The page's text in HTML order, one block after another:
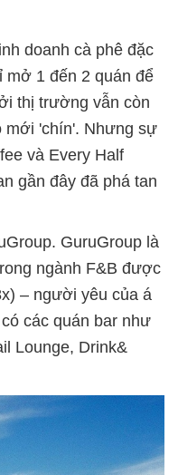
doanh cà phê đặc
mở 1 đến 2 quán để
thị trường vẫn còn
mới 'chín'. Nhưng sự
và Every Half
gần đây đã phá tan
GuruGroup là
ngành F&B được
– người yêu của á
các quán bar như
Lounge, Drink&